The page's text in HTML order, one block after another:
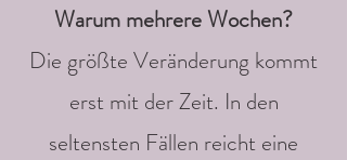
Warum mehrere Wochen?
Die größte Veränderung kommt
erst mit der Zeit. In den
seltensten Fällen reicht eine